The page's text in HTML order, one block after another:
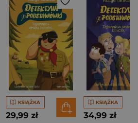
KSIĄŻKA
29,99 zł
KSIĄŻKA
34,99 zł